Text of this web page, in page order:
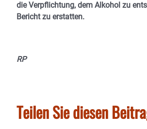
die Verpflichtung, dem Alkohol zu
Bericht zu erstatten.
RP
Teilen Sie diesen